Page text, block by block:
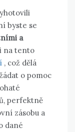
byste se
a
na tento
, což dělá
o pomoc
perfektně
zásobu a
dané